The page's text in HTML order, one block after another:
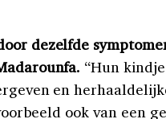
dezelfde
“Hun
en
ook van een